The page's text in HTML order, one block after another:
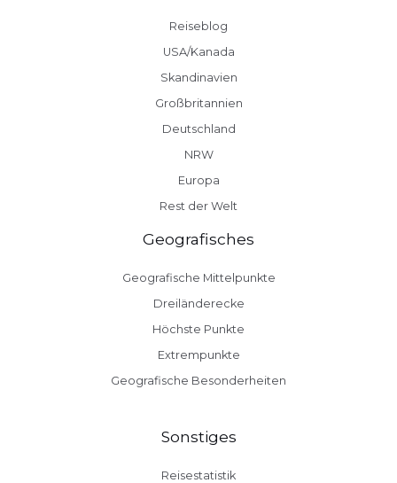
Reiseblog
USA/Kanada
Skandinavien
Großbritannien
Deutschland
NRW
Europa
Rest der Welt
Geografisches
Geografische Mittelpunkte
Dreiländerecke
Höchste Punkte
Extrempunkte
Geografische Besonderheiten
Sonstiges
Reisestatistik